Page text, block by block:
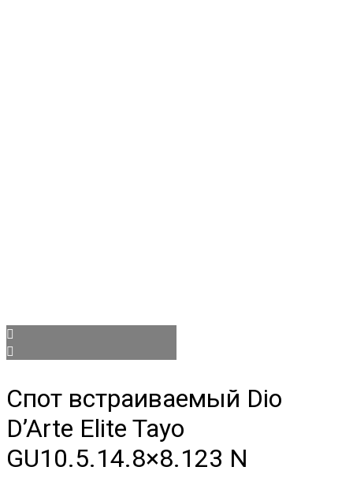
Спот встраиваемый Dio
D’Arte Elite Tayo
GU10.5.14.8×8.123 N